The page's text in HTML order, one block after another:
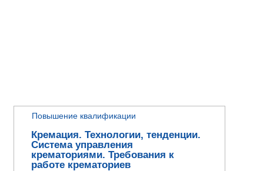
Кремация. Технологии, тенденции.
Система управления
крематориями. Требования к
работе крематориев
Повышение квалификации